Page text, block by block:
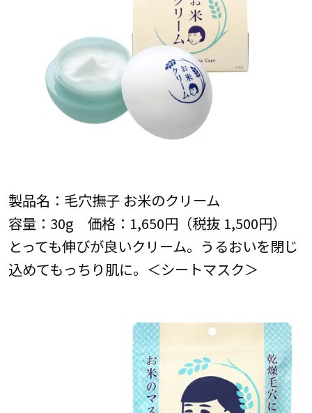
製品名：毛穴撫子 お米のクリーム
容量：30g 価格：1,650円（税抜 1,500円）
とっても伸びが良いクリーム。うるおいを閉じ
込めてもっちり肌に。＜シートマスク＞